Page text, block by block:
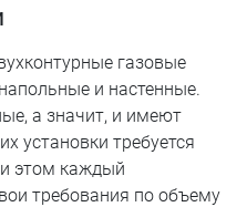
газовые
и настенные.
а значит, и имеют
установки требуется
этом каждый
требования по объему